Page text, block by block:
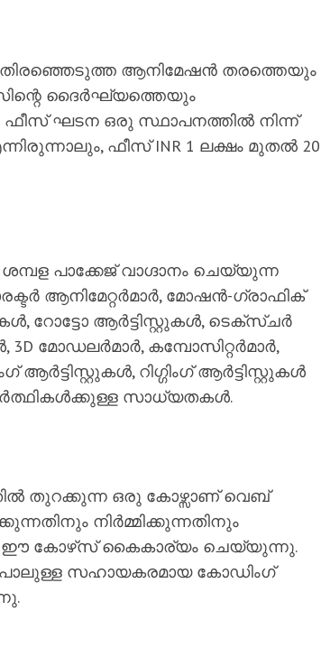
ആനിമേഷൻ തരത്തെയും
ദൈർഘ്യത്തെയും
ഫീസ് ഘടന ഒരു സ്ഥാപനത്തിൽ നിന്ന്
ഫീസ് INR 1 ലക്ഷം മുതൽ 20
പാക്കേജ് വാഗ്ദാനം ചെയ്യുന്ന
ആനിമേറ്റർമാർ, മോഷൻ-ഗ്രാഫിക്
റോട്ടോ ആർട്ടിസ്റ്റുകൾ, ടെക്‌സ്‌ചർ
3D മോഡലർമാർ, കമ്പോസിറ്റർമാർ,
റിഗ്ഗിംഗ് ആർട്ടിസ്റ്റുകൾ
സാധ്യതകൾ.
തുറക്കുന്ന ഒരു കോഴ്സാണ് വെബ്
നിർമ്മിക്കുന്നതിനും
ഈ കോഴ്‌സ് കൈകാര്യം ചെയ്യുന്നു.
പോലുള്ള സഹായകരമായ കോഡിംഗ്